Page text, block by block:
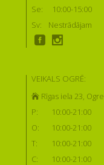
Se:
10:00-15:00
Sv:
Nestrādājam
VEIKALS OGRĒ:
Rīgas iela 23, Ogre
P:
10:00-21:00
O:
10:00-21:00
T:
10:00-21:00
C:
10:00-21:00